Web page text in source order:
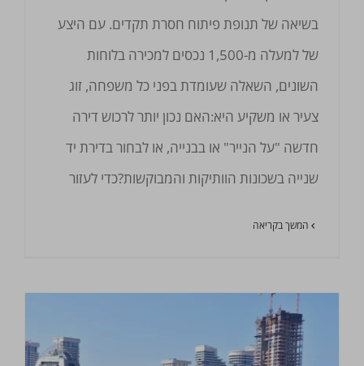
בשיאה של תנופת פיתוח חסרת תקדים. עם היצע
של למעלה מ-1,500 נכסים למכירה בלוחות
השונים, השאלה שעומדת בפני כל משפחה, זוג
צעיר או משקיע היא:האם נכון יותר לרכוש דירה
חדשה "על הנייר" או בבנייה, או לבחור בדירת יד
שנייה בשכונות הוותיקות והמבוקשות?כדי לעזור
המשך בקריאה